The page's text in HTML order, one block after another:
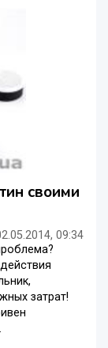
своими
09:34
затрат!